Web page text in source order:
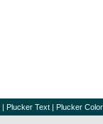
| Plucker Text | Plucker Color